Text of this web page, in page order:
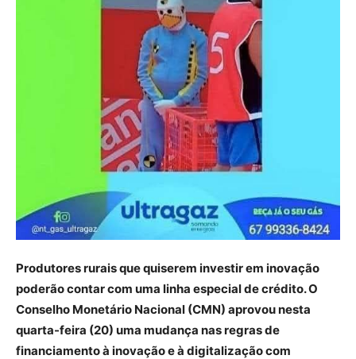
Produtores rurais que quiserem investir em inovação
poderão contar com uma linha especial de crédito. O
Conselho Monetário Nacional (CMN) aprovou nesta
quarta-feira (20) uma mudança nas regras de
financiamento à inovação e à digitalização com